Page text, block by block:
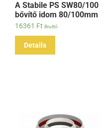
A Stabile PS SW80/100
bővítő idom 80/100mm
16361 Ft Bruttó
Details